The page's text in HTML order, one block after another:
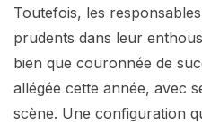
Toutefois, les
prudents dans leur
bien que couronnée de
allégée cette année, avec
scène. Une configuration